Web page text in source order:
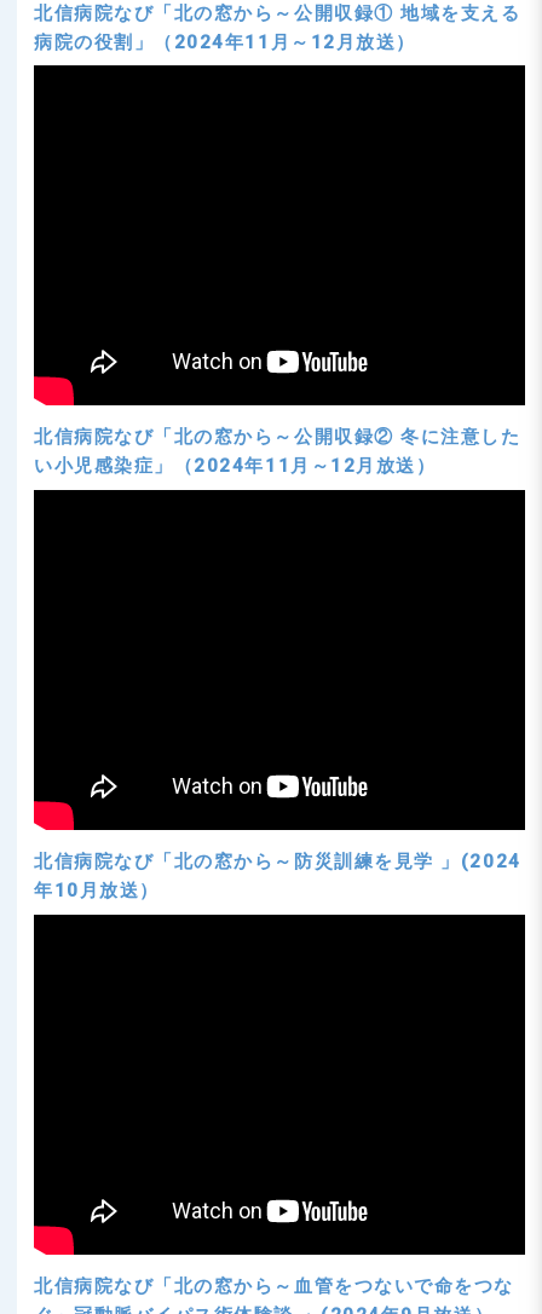
北信病院なび「北の窓から～公開収録① 地域を支える
病院の役割」（2024年11月～12月放送）
北信病院なび「北の窓から～公開収録② 冬に注意した
い小児感染症」（2024年11月～12月放送）
北信病院なび「北の窓から～防災訓練を見学 」(2024
年10月放送）
北信病院なび「北の窓から～血管をつないで命をつな